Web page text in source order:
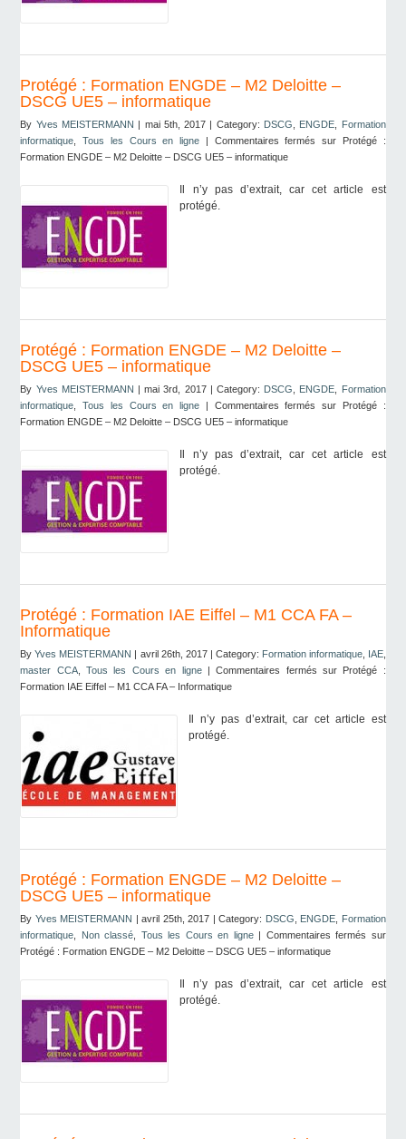
Protégé : Formation ENGDE – M2 Deloitte –
DSCG UE5 – informatique
By Yves MEISTERMANN | mai 5th, 2017 | Category: DSCG ENGDE
Formation
informatique ,Tous les Cours en ligne | Commentaires fermés
sur Protégé :
Formation ENGDE – M2 Deloitte – DSCG UE5 – informatique
Il n’y pas d’extrait, car cet article est
protégé.
Protégé : Formation ENGDE – M2 Deloitte –
DSCG UE5 – informatique
By Yves MEISTERMANN | mai 3rd, 2017 | Category: DSCG ENGDE
Formation
informatique ,Tous les Cours en ligne | Commentaires fermés
sur Protégé :
Formation ENGDE – M2 Deloitte – DSCG UE5 – informatique
Il n’y pas d’extrait, car cet article est
protégé.
Protégé : Formation IAE Eiffel – M1 CCA FA –
Informatique
ByYves MEISTERMANN | avril 26th, 2017 | Category: Formation informatique, IAE,
master CCA,Tous les Cours en ligne|Commentaires fermés sur Protégé :
Formation IAE Eiffel – M1 CCA FA – Informatique
Il n’y pas d’extrait, car cet article est
protégé.
Protégé : Formation ENGDE – M2 Deloitte –
DSCG UE5 – informatique
By Yves MEISTERMANN | avril 25th, 2017 | Category: DSCG ENGDE
Formation
informatique
Non classé Tous les Cours en ligne| Commentaires fermés sur
Protégé : Formation ENGDE – M2 Deloitte – DSCG UE5 – informatique
Il n’y pas d’extrait, car cet article est
protégé.